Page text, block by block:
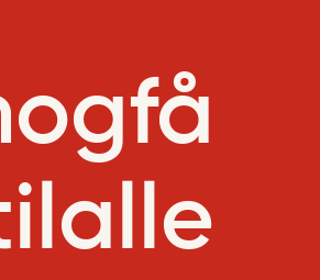
ogfå
alle